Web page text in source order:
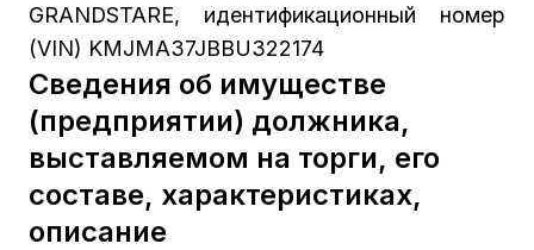
GRANDSTARE, идентификационный номер
(VIN) KMJMA37JBBU322174
Сведения об имуществе
(предприятии) должника,
выставляемом на торги, его
составе, характеристиках,
описание